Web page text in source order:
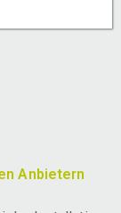
Anbietern